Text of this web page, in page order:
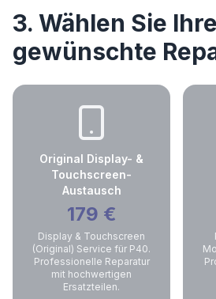
3. Wählen Sie Ihre
gewünschte
Original Display- &
Touchscreen-
Austausch
179 €
Display & Touchscreen
(Original) Service für P40.
Professionelle Reparatur
mit hochwertigen
Ersatzteilen.